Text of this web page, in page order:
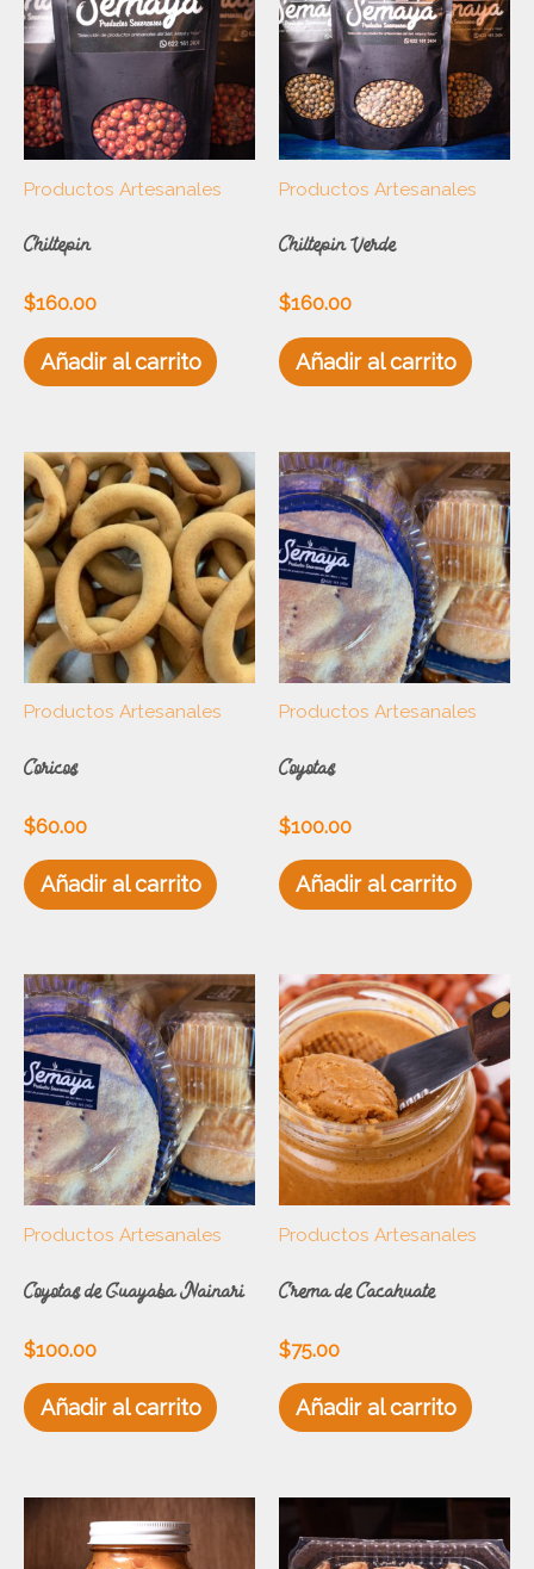
Productos Artesanales
Chiltepin
$160.00
Añadir al carrito
Productos Artesanales
Chiltepin Verde
$160.00
Añadir al carrito
Productos Artesanales
Coricos
$60.00
Añadir al carrito
Productos Artesanales
Coyotas
$100.00
Añadir al carrito
Productos Artesanales
Coyotas de Guayaba Nainari
$100.00
Añadir al carrito
Productos Artesanales
Crema de Cacahuate
$75.00
Añadir al carrito